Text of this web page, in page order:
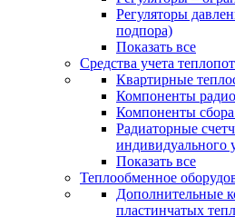
Регуляторы
подпора)
Показать все
Средства учета
Квартирные
Компоненты
Компоненты
Радиаторные
индивидуального
Показать все
Теплообменное
Дополнительные
пластинчатых